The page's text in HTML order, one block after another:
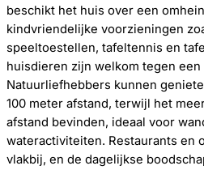
beschikt het huis over een
kindvriendelijke voorzieningen
speeltoestellen, tafeltennis en
huisdieren zijn welkom tegen
Natuurliefhebbers kunnen
100 meter afstand, terwijl het
afstand bevinden, ideaal voor
wateractiviteiten. Restaurants en
vlakbij, en de dagelijkse